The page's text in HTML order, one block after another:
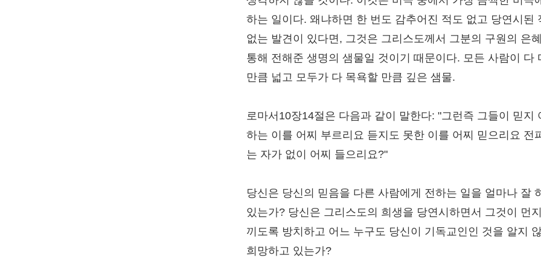
하는 일이다. 왜냐하면 한 번도 감추어진 적도 없고 당연시된
없는 발견이 있다면, 그것은 그리스도께서 그분의 구원의 은
통해 전해준 생명의 샘물일 것이기 때문이다. 모든 사람이 다
만큼 넓고 모두가 다 목욕할 만큼 깊은 샘물.
로마서10장14절은 다음과 같이 말한다: "그런즉 그들이 믿지
하는 이를 어찌 부르리요 듣지도 못한 이를 어찌 믿으리요 전
는 자가 없이 어찌 들으리요?"
당신은 당신의 믿음을 다른 사람에게 전하는 일을 얼마나 잘
있는가? 당신은 그리스도의 희생을 당연시하면서 그것이 먼
끼도록 방치하고 어느 누구도 당신이 기독교인인 것을 알지
희망하고 있는가?